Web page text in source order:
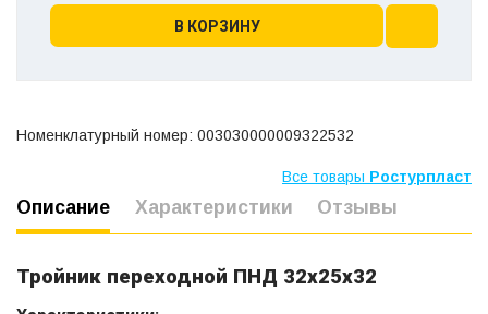
В КОРЗИНУ
Номенклатурный номер: 003030000009322532
Все товары Ростурпласт
Описание Характеристики Отзывы
Тройник переходной ПНД 32х25х32